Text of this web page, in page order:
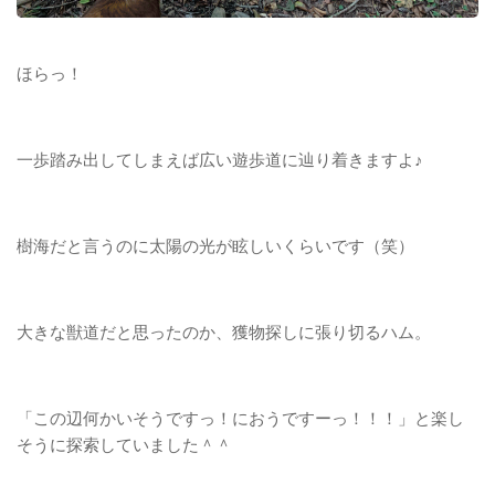
ほらっ！
一歩踏み出してしまえば広い遊歩道に辿り着きますよ♪
樹海だと言うのに太陽の光が眩しいくらいです（笑）
大きな獣道だと思ったのか、獲物探しに張り切るハム。
「この辺何かいそうですっ！におうですーっ！！！」と楽し
そうに探索していました＾＾